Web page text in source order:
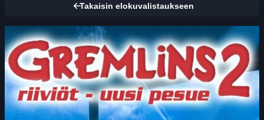
Takaisin elokuvalistaukseen